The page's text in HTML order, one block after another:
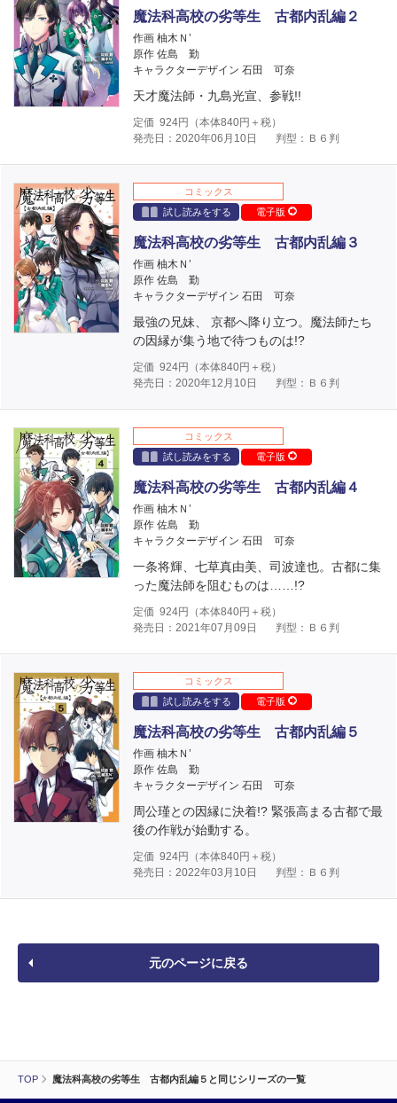
TOP 魔法科高校の劣等生 古都内乱編５と同じシリーズの一覧
魔法科高校の劣等生 古都内乱編２
作画 柚木Ｎ’
原作 佐島 勤
キャラクターデザイン 石田 可奈
天才魔法師・九島光宣、参戦!!
定価 924円（本体840円＋税）
発売日：2020年06月10日
判型：Ｂ６判
コミックス
試し読みをする
電子版
魔法科高校の劣等生 古都内乱編３
作画 柚木Ｎ’
原作 佐島 勤
キャラクターデザイン 石田 可奈
最強の兄妹、 京都へ降り立つ。魔法師たち
の因縁が集う地で待つものは!?
定価 924円（本体840円＋税）
発売日：2020年12月10日
判型：Ｂ６判
コミックス
試し読みをする
電子版
魔法科高校の劣等生 古都内乱編４
作画 柚木Ｎ’
原作 佐島 勤
キャラクターデザイン 石田 可奈
一条将輝、七草真由美、司波達也。古都に集
った魔法師を阻むものは……!?
定価 924円（本体840円＋税）
発売日：2021年07月09日
判型：Ｂ６判
コミックス
試し読みをする
電子版
魔法科高校の劣等生 古都内乱編５
作画 柚木Ｎ’
原作 佐島 勤
キャラクターデザイン 石田 可奈
周公瑾との因縁に決着!? 緊張高まる古都で最
後の作戦が始動する。
定価 924円（本体840円＋税）
発売日：2022年03月10日
判型：Ｂ６判
元のページに戻る